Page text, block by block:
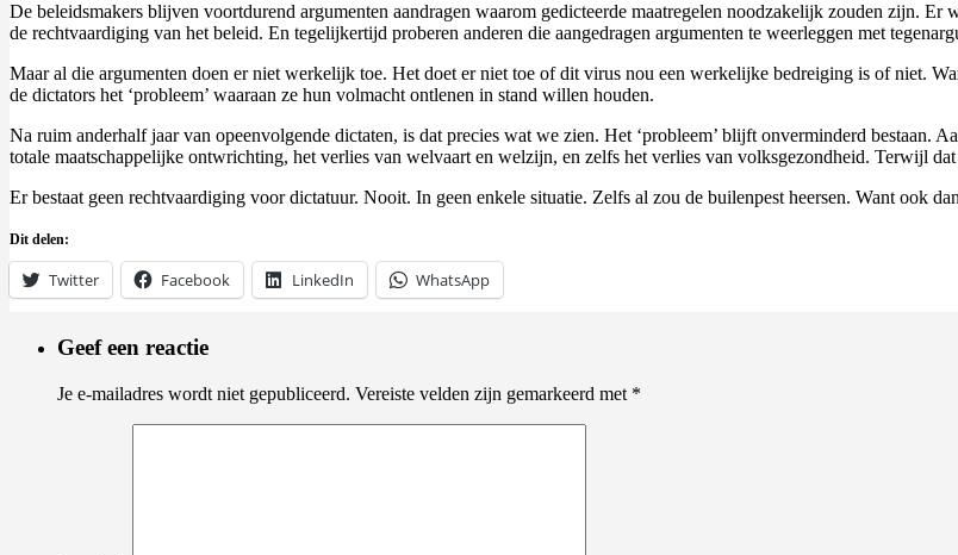
De beleidsmakers blijven voortdurend argumenten aandragen waarom gedicteerde maatregelen noodzakelijk zouden zijn.
de rechtvaardiging van het beleid. En tegelijkertijd proberen anderen die aangedragen argumenten te weerleggen met
Maar al die argumenten doen er niet werkelijk toe. Het doet er niet toe of dit virus nou een werkelijke bedreiging is of niet.
de dictators het ‘probleem’ waaraan ze hun volmacht ontlenen in stand willen houden.
Na ruim anderhalf jaar van opeenvolgende dictaten, is dat precies wat we zien. Het ‘probleem’ blijft onverminderd bestaan.
totale maatschappelijke ontwrichting, het verlies van welvaart en welzijn, en zelfs het verlies van volksgezondheid. Terwijl
Er bestaat geen rechtvaardiging voor dictatuur. Nooit. In geen enkele situatie. Zelfs al zou de builenpest heersen. Want ook
Dit delen:
Twitter Facebook LinkedIn WhatsApp
Geef een reactie
Je e-mailadres wordt niet gepubliceerd. Vereiste velden zijn gemarkeerd met *